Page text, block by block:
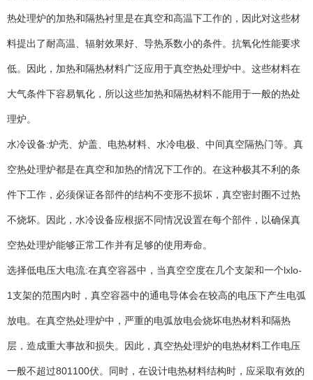
热处理炉的加热和隔热衬里是在真空和高温下工作的，因此对这些材
料提出了耐高温、辐射效果好、导热系数小的条件。抗氧化性能要求
低。因此，加热和隔热材料广泛应用于真空热处理炉中。这些材料在
大气条件下容易氧化，所以这些加热和隔热材料不能用于一般的热处
理炉。
水冷设备:炉壳、炉盖、电热材料、水冷电极、中间真空隔热门等。真
空热处理炉都是在真空和加热的情况下工作的。在这种极其不利的条
件下工作，必须保证各部件的结构不变形不损坏，真空密封圈不过热
不烧坏。因此，水冷设备应根据不同情况设置在每个部件，以确保真
空热处理炉能够正常工作并有足够的使用寿命。
选择低电压大电流:在真空容器中，当真空空度在几个支架和一个lxlo-
1支架的范围内时，真空容器中的通电导体会在较高的电压下产生电弧
放电。在真空热处理炉中，严重的电弧放电会烧坏电热材料和隔热
层，造成重大事故和损失。因此，真空热处理炉的电热材料工作电压
一般不超过801100伏。同时，在设计电热材料结构时，应采取有效的